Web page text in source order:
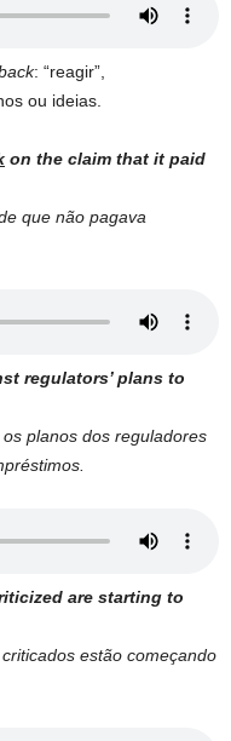
: “reagir”,
ou ideias.
on the claim that it paid
que não pagava
regulators’ plans to
planos dos reguladores
are starting to
estão começando